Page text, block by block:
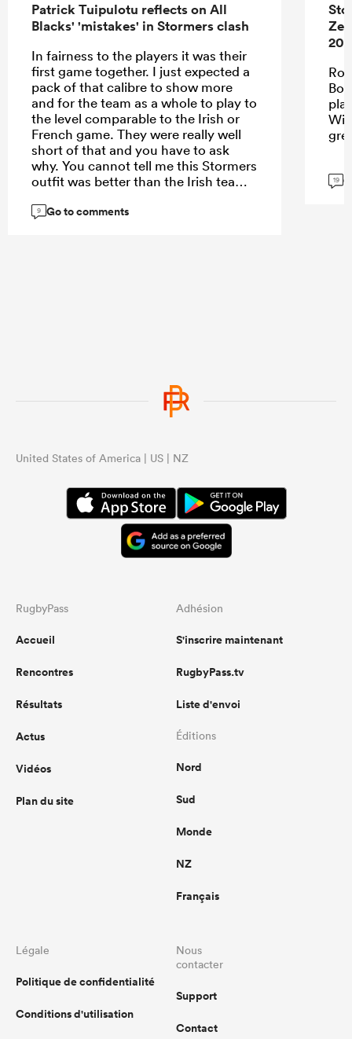
Patrick Tuipulotu reflects on All
Blacks' 'mistakes' in Stormers clash
In fairness to the players it was their
first game together. I just expected a
pack of that calibre to show more
and for the team as a whole to play to
the level comparable to the Irish or
French game. They were really well
short of that and you have to ask
why. You cannot tell me this Stormers
outfit was better than the Irish team. I
spine - we clearly missed Codie,
9 Go to comments
19
United States of America | US | NZ
RugbyPass
Accueil
Rencontres
Résultats
Actus
Vidéos
Plan du site
Adhésion
S'inscrire maintenant
RugbyPass.tv
Liste d'envoi
Éditions
Nord
Sud
Monde
NZ
Français
Légale
Politique de confidentialité
Conditions d'utilisation
Nous
contacter
Support
Contact